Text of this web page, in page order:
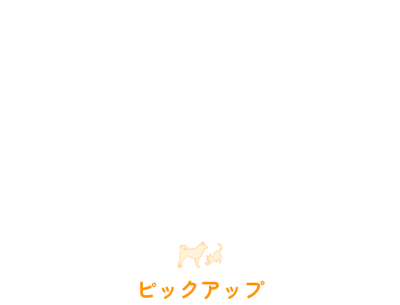
ピックアップ